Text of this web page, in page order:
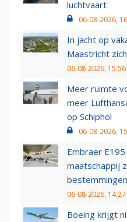
luchtvaart
06-08-2026,
In jacht op
Maastricht
06-08-2026, 15:56
Meer ruimte
meer
op Schiphol
06-08-2026,
Embraer
maatschappij
bestemmingen
06-08-2026, 14:27
Boeing krijgt